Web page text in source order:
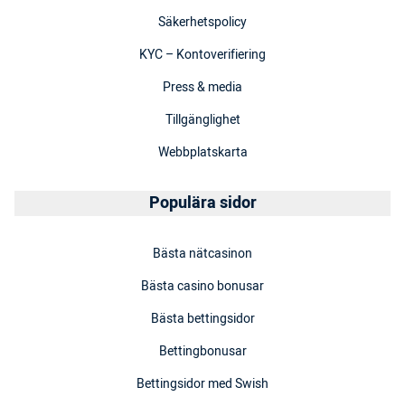
Säkerhetspolicy
KYC – Kontoverifiering
Press & media
Tillgänglighet
Webbplatskarta
Populära sidor
Bästa nätcasinon
Bästa casino bonusar
Bästa bettingsidor
Bettingbonusar
Bettingsidor med Swish